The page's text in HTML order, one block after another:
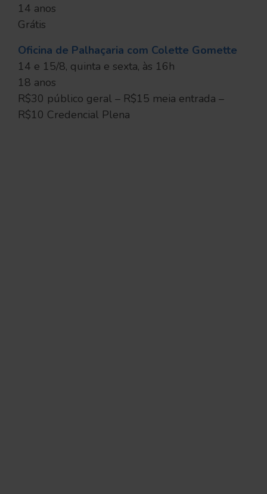
14 anos
Grátis
Oficina de Palhaçaria com Colette Gomette
14 e 15/8, quinta e sexta, às 16h
18 anos
R$30 público geral – R$15 meia entrada –
R$10 Credencial Plena